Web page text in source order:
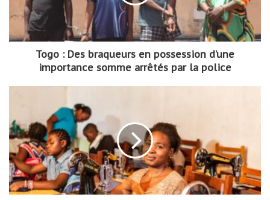
Togo : Des braqueurs en possession d’une
importance somme arrêtés par la police